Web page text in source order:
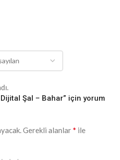
Şal – Bahar” için yorum
Gerekli alanlar* ile